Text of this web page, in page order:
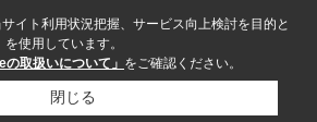
イト利用状況把握、サービス向上検討を目的と
使用しています。
の取扱いについて」 をご確認ください。
閉じる